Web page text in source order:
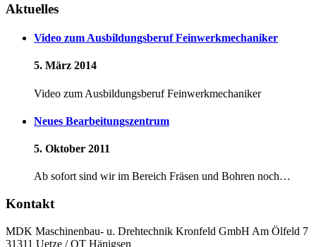
Aktuelles
Video zum Ausbildungsberuf Feinwerkmechaniker
5. März 2014
Video zum Ausbildungsberuf Feinwerkmechaniker
Neues Bearbeitungszentrum
5. Oktober 2011
Ab sofort sind wir im Bereich Fräsen und Bohren noch…
Kontakt
MDK Maschinenbau- u. Drehtechnik Kronfeld GmbH Am Ölfeld 7
31311 Uetze / OT Hänigsen